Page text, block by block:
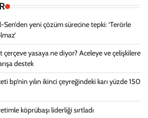
Sen’den yeni çözüm sürecine tepki: ‘Terörle
çerçeve yasaya ne diyor? Aceleye ve çelişkilere
destek
bp’nin yılın ikinci çeyreğindeki karı yüzde 150
köprübaşı liderliği sırtladı